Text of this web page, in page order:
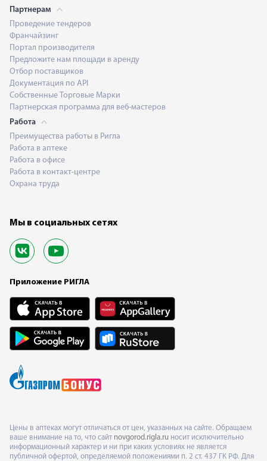
Партнерам
Проведение тендеров
Франчайзинг
Портал производителя
Предложите нам площади в аренду
Отбор поставщиков
Документация по API
Собственные Торговые Марки
Партнерская программа для веб-мастеров
Работа
Преимущества работы в Ригла
Работа в аптеке
Работа в офисе
Работа в контакт-центре
Охрана труда
Мы в социальных сетях
Приложение РИГЛА
Цены в аптеках могут отличаться от цен, указанных на сайте. Обращаем
ваше внимание на то, что сайт novgorod.rigla.ru носит исключительно
информационный характер и ни при каких условиях не является
публичной офертой, определяемой положениями п. 2 ст. 437 ГК РФ. Для